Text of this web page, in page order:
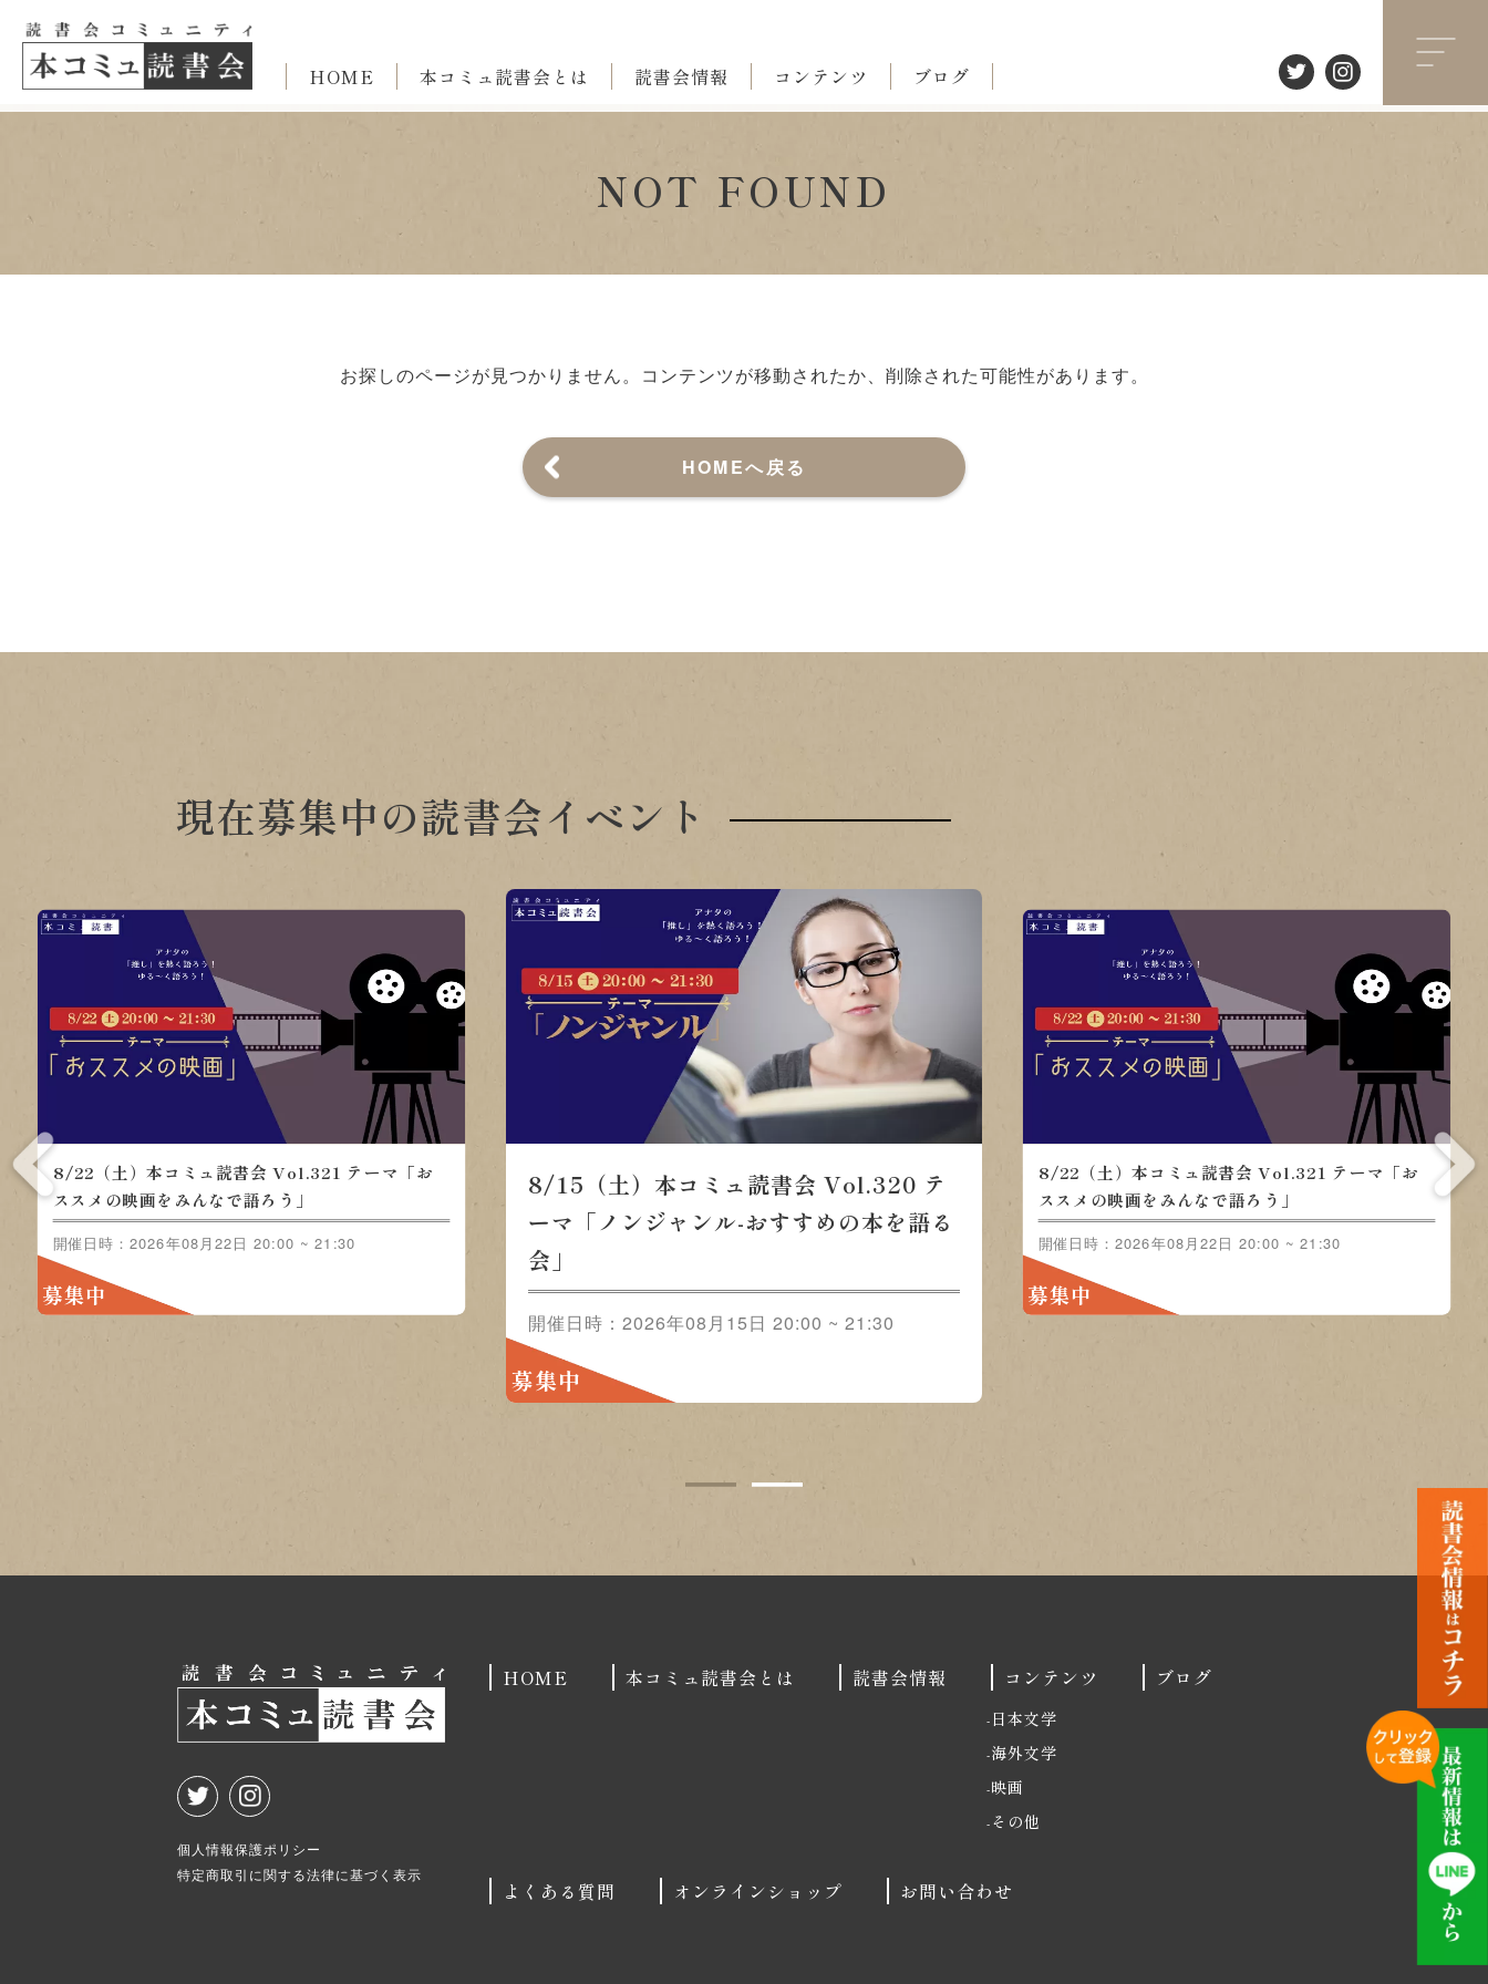
HOME 本コミュ読書会とは 読書会情報 コンテンツ ブログ
NOT FOUND
お探しのページが見つかりません。 コンテンツが移動されたか、削除された可能性があります。
HOMEへ戻る
現在募集中の読書会イベント
8/22（土）本コミュ読書会 Vol.321 テーマ「お
ススメの映画をみんなで語ろう」
開催日時：2026年08月22日 20:00 ~ 21:30
募集中
8/15（土）本コミュ読書会 Vol.320 テ
ーマ「ノンジャンル-おすすめの本を語る
会」
開催日時：2026年08月15日 20:00 ~ 21:30
募集中
8/22（土）本コミュ読書会 Vol.321 テーマ「お
ススメの映画をみんなで語ろう」
開催日時：2026年08月22日 20:00 ~ 21:30
募集中
個人情報保護ポリシー
特定商取引に関する法律に基づく表示
HOME 本コミュ読書会とは 読書会情報 コンテンツ
日本文学
海外文学
映画
その他
ブログ
よくある質問 オンラインショップ お問い合わせ